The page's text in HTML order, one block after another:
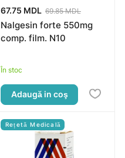
67.75 MDL 69.85 MDL
Nalgesin forte 550mg
comp. film. N10
În stoc
Adaugă in coş
Rețetă Medicală